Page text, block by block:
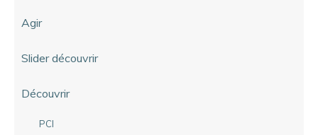
Agir
Slider découvrir
Découvrir
PCI